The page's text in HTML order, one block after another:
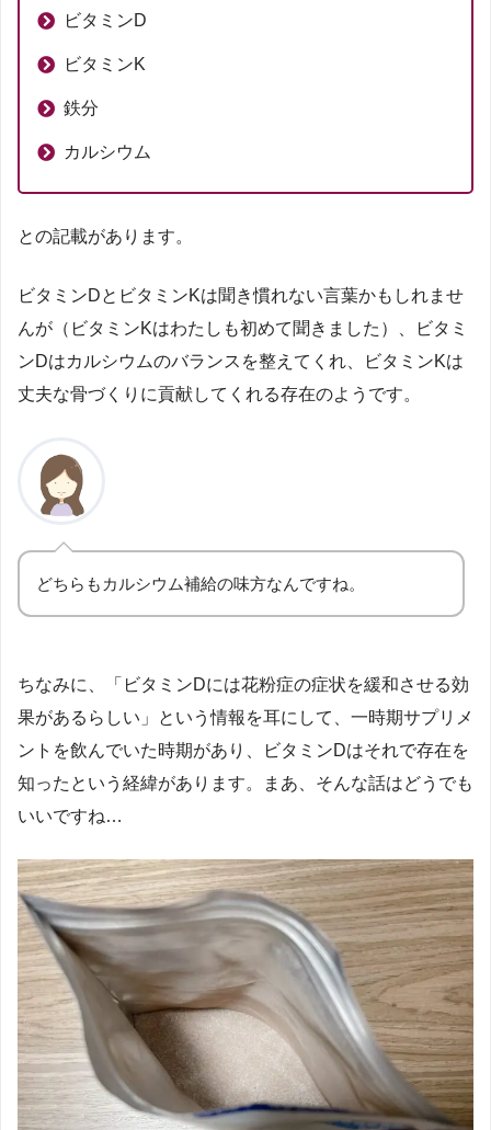
ビタミンD
ビタミンK
鉄分
カルシウム
との記載があります。
ビタミンDとビタミンKは聞き慣れない言葉かもしれませ
んが（ビタミンKはわたしも初めて聞きました）、ビタミ
ンDはカルシウムのバランスを整えてくれ、ビタミンKは
丈夫な骨づくりに貢献してくれる存在のようです。
どちらもカルシウム補給の味方なんですね。
ちなみに、「ビタミンDには花粉症の症状を緩和させる効
果があるらしい」という情報を耳にして、一時期サプリメ
ントを飲んでいた時期があり、ビタミンDはそれで存在を
知ったという経緯があります。まあ、そんな話はどうでも
いいですね…